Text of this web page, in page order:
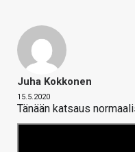
Juha Kokkonen
15.5.2020
Tänään katsaus